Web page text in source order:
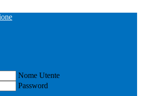
Nome Utente
Password